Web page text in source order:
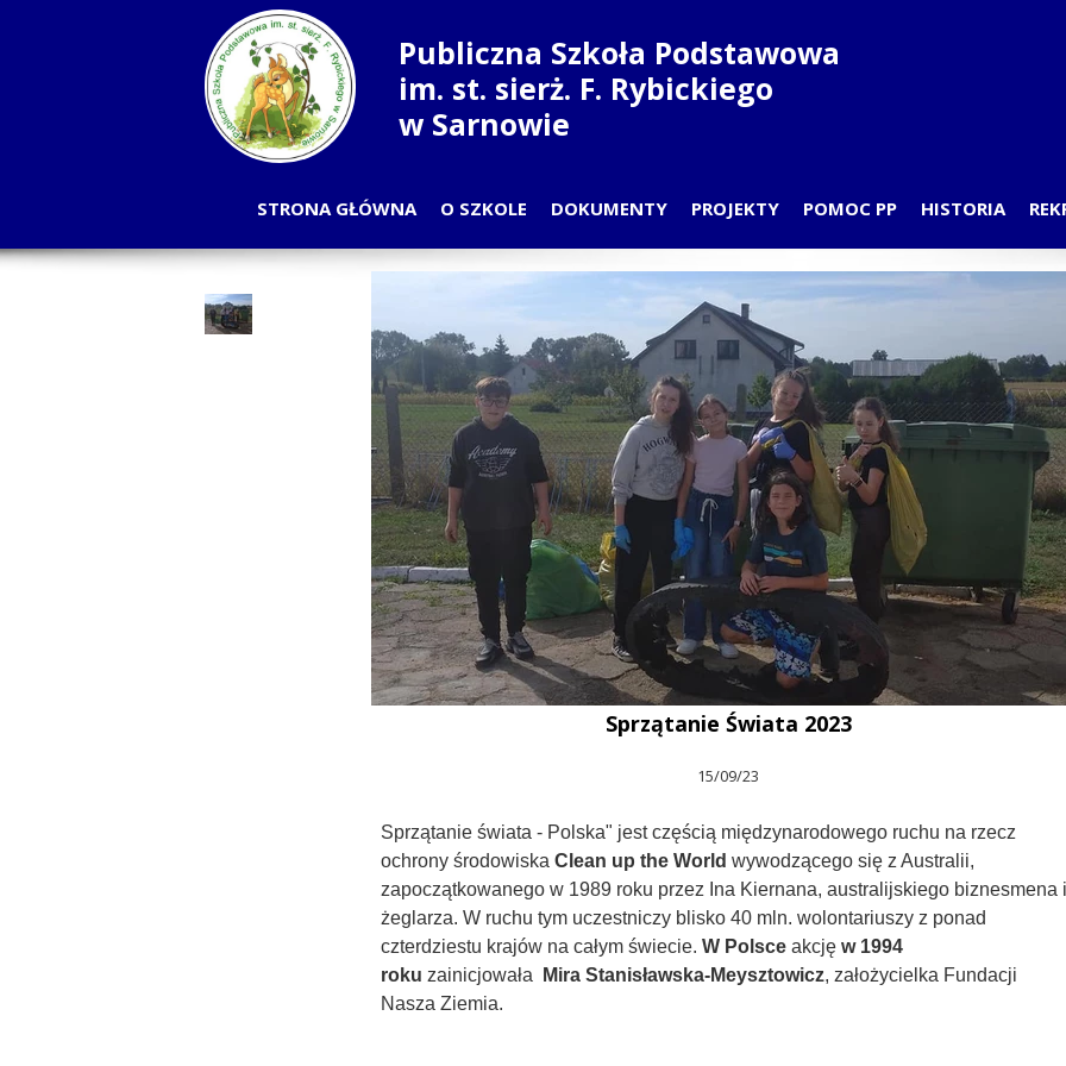
15/09/23
Sprzątanie świata - Polska" jest częścią międzynarodowego ruchu na rzecz
ochrony środowiska Clean up the World wywodzącego się z Australii,
zapoczątkowanego w 1989 roku przez Ina Kiernana, australijskiego biznesmena i
żeglarza. W ruchu tym uczestniczy blisko 40 mln. wolontariuszy z ponad
czterdziestu krajów na całym świecie. W Polsce akcję w 1994
roku zainicjowała Mira Stanisławska-Meysztowicz, założycielka Fundacji
Nasza Ziemia.
Sprzątanie Świata 2023
STRONA GŁÓWNA O SZKOLE
PLAN LEKCJI
NAUCZYCIELE
RADA RODZICÓW
SAMORZĄD UCZNIOWSKI
PRACOWNICY
DOKUMENTY PROJEKTY
PRZEDSZKOLE-PROJEKT
SZKOŁA-PROJEKT
POMOC PP
DYŻURY PSYCHOLOGA I
ZAJĘCIA PPP
HISTORIA
PATRON
Publiczna Szkoła Podstawowa
im. st. sierż. F. Rybickiego
w Sarnowie